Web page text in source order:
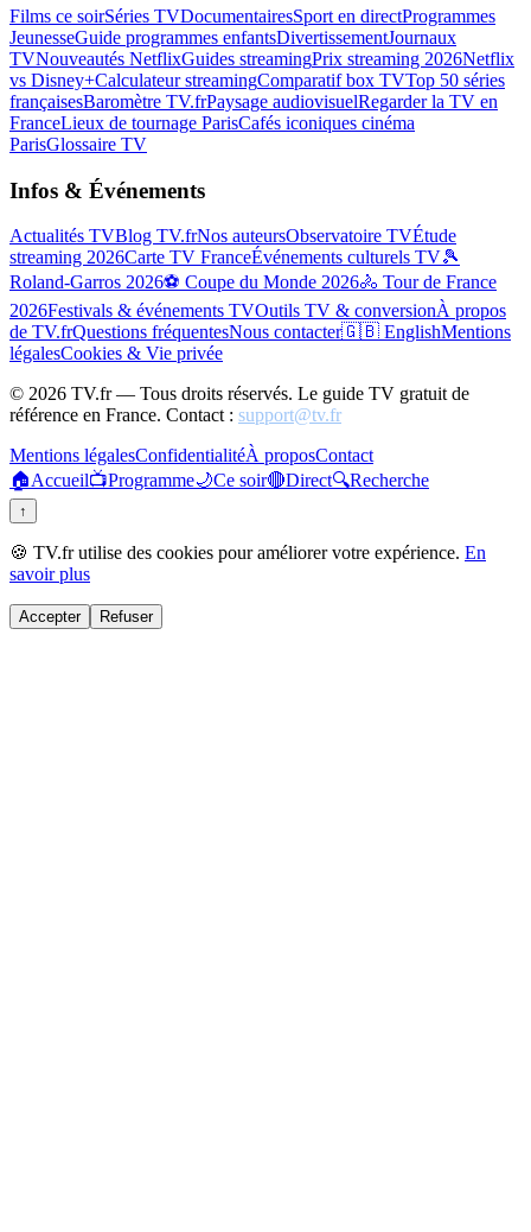
Films ce soirSéries TVDocumentairesSport en directProgrammes
JeunesseGuide programmes enfantsDivertissementJournaux
TVNouveautés NetflixGuides streamingPrix streaming 2026Netflix
vs Disney+Calculateur streamingComparatif box TVTop 50 séries
françaisesBaromètre TV.frPaysage audiovisuelRegarder la TV en
FranceLieux de tournage ParisCafés iconiques cinéma
ParisGlossaire TV
Infos & Événements
Actualités TVBlog TV.frNos auteursObservatoire TVÉtude
streaming 2026Carte TV FranceÉvénements culturels TV🎾
Roland-Garros 2026⚽ Coupe du Monde 2026🚴 Tour de France
2026Festivals & événements TVOutils TV & conversionÀ propos
de TV.frQuestions fréquentesNous contacter🇬🇧 EnglishMentions
légalesCookies & Vie privée
© 2026 TV.fr — Tous droits réservés. Le guide TV gratuit de
référence en France. Contact : support@tv.fr
Mentions légalesConfidentialitéÀ proposContact
🏠Accueil📺Programme🌙Ce soir🔴Direct🔍Recherche
↑
🍪 TV.fr utilise des cookies pour améliorer votre expérience. En
savoir plus
Accepter Refuser